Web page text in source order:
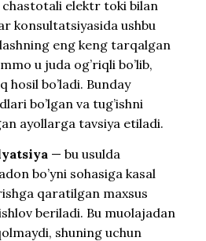
elektr toki bilan
konsultatsiyasida ushbu
eng keng tarqalgan
u juda og’riqli bo’lib,
hosil bo’ladi. Bunday
bo’lgan va tug’ishni
ayollarga tavsiya etiladi.
— bu usulda
bo’yni sohasiga kasal
qaratilgan maxsus
beriladi. Bu muolajadan
shuning uchun